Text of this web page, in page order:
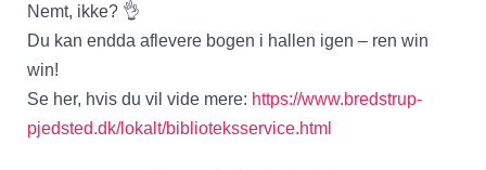
Nemt, ikke? 👌
Du kan endda aflevere bogen i hallen igen – ren win
win!
Se her, hvis du vil vide mere: https://www.bredstrup-
pjedsted.dk/lokalt/biblioteksservice.html